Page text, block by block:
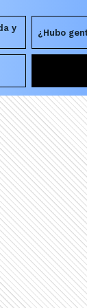
y
¿Hubo